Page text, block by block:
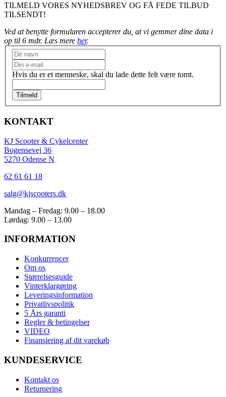
TILMELD VORES NYHEDSBREV OG FÅ FEDE TILBUD
TILSENDT!
Ved at benytte formularen accepterer du, at vi gemmer dine data i
op til 6 mdr. Læs mere her.
Nyhedsbrev
Hvis du er et menneske, skal du lade dette felt være tomt.
Tilmeld
KONTAKT
KJ Scooter & Cykelcenter
Bogensevej 36
5270 Odense N
62 61 61 18
salg@kjscooters.dk
Mandag – Fredag: 9.00 – 18.00
Lørdag: 9.00 – 13.00
INFORMATION
Konkurrencer
Om os
Størrelsesguide
Vinterklargøring
Leveringsinformation
Privatlivspolitik
5 Års garanti
Regler & betingelser
VIDEO
Finansiering af dit varekøb
KUNDESERVICE
Kontakt os
Returnering